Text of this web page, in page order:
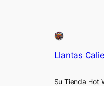
Llantas
Su Tienda Hot